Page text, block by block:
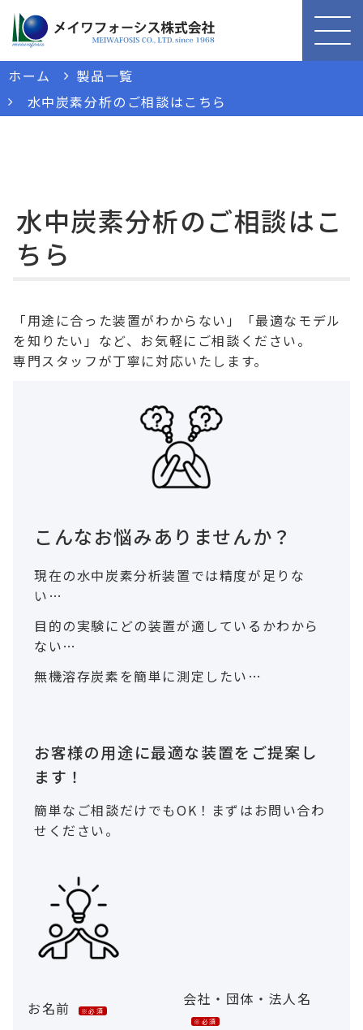
ホーム
製品一覧
水中炭素分析のご相談はこちら
水中炭素分析のご相談はこ
ちら
「用途に合った装置がわからない」「最適なモデル
を知りたい」など、お気軽にご相談ください。
専門スタッフが丁寧に対応いたします。
こんなお悩みありませんか？
現在の水中炭素分析装置では精度が足りな
い…
目的の実験にどの装置が適しているかわから
ない…
無機溶存炭素を簡単に測定したい…
お客様の用途に最適な装置をご提案し
ます！
簡単なご相談だけでもOK！まずはお問い合わ
せください。
お名前 ※必須
会社・団体・法人名
※必須